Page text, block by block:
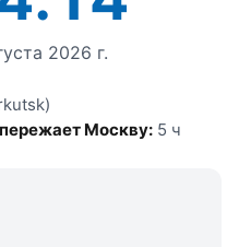
2026 г.
Москву: 5 ч